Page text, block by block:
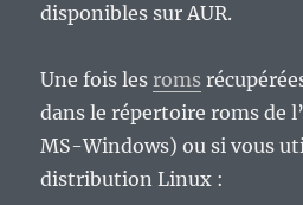
disponibles sur AUR.
Une fois lesroms
dans le répertoire roms de
MS-Windows) ou si vous
distribution Linux :